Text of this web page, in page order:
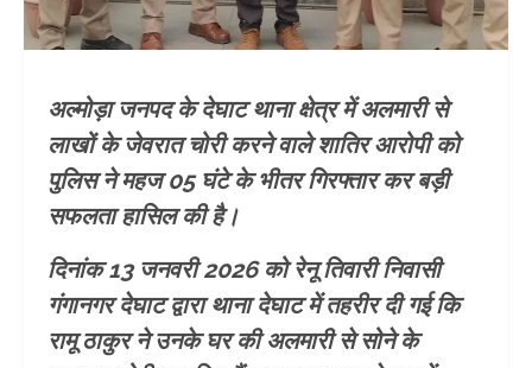
अल्मोड़ा जनपद के देघाट थाना क्षेत्र में अलमारी से
लाखों के जेवरात चोरी करने वाले शातिर आरोपी को
पुलिस ने महज 05 घंटे के भीतर गिरफ्तार कर बड़ी
सफलता हासिल की है।
दिनांक 13 जनवरी 2026 को रेनू तिवारी निवासी
गंगानगर देघाट द्वारा थाना देघाट में तहरीर दी गई कि
रामू ठाकुर ने उनके घर की अलमारी से सोने के